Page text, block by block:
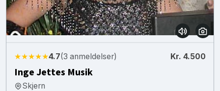
★★★★★4.7(3 anmeldelser) Kr. 4.500
Inge Jettes Musik
Skjern